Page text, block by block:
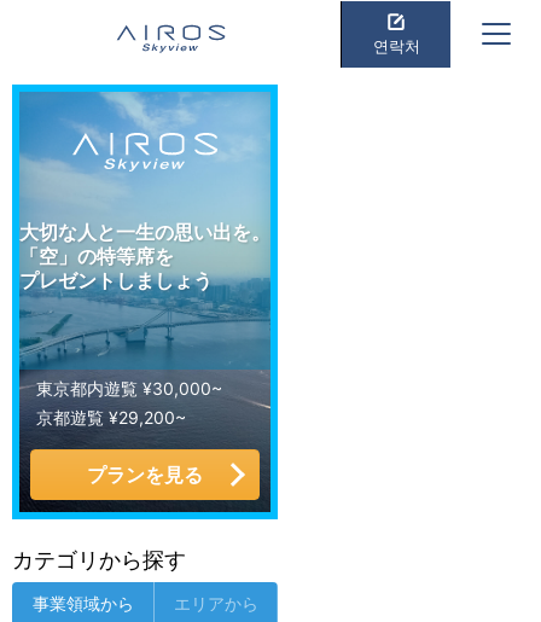
연락처
大切な人と一生の思い出を。
「空」の特等席を
プレゼントしましょう
東京都内遊覧 ¥30,000~
京都遊覧 ¥29,200~
プランを見る
カテゴリから探す
事業領域から エリアから